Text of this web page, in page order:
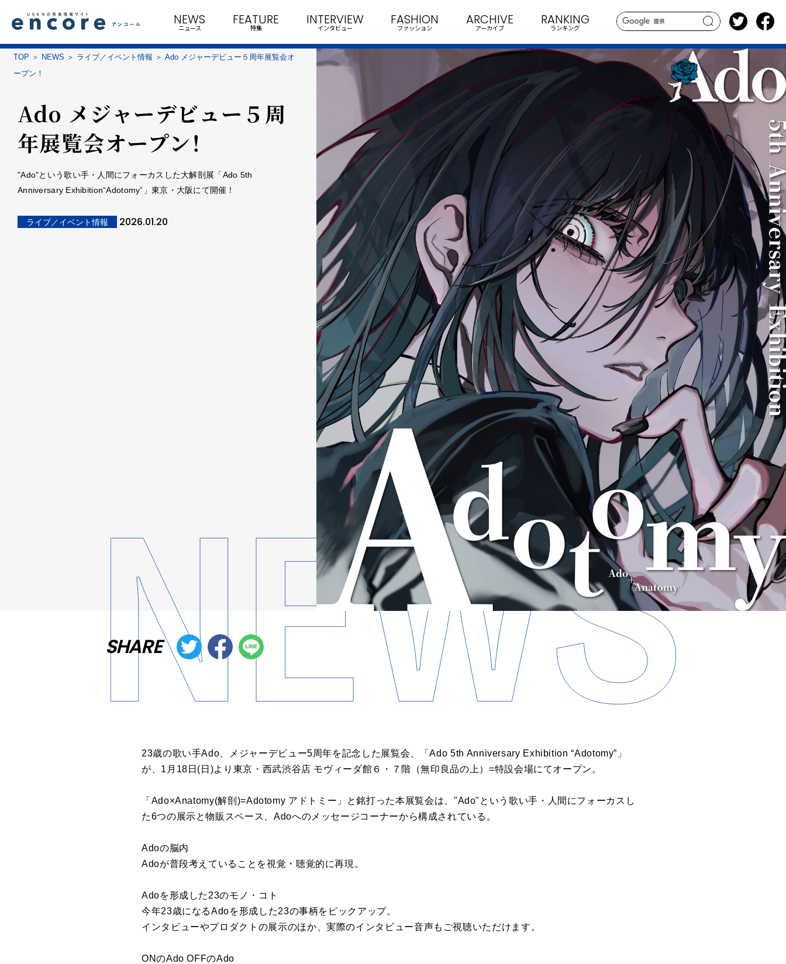
search
NEWS
ニュース
FEATURE
特集
INTERVIEW
インタビュー
FASHION
ファッション
ARCHIVE
アーカイブ
RANKING
ランキング
TOP NEWS ライブ／イベント情報
Ado メジャーデビュー５周年展覧会オ
ープン！
Ado メジャーデビュー５周
年展覧会オープン！
"Ado"という歌い手・人間にフォーカスした大解剖展「Ado 5th
Anniversary Exhibition“Adotomy”」東京・大阪にて開催！
ライブ／イベント情報 2026.01.20
SHARE
23歳の歌い手Ado、メジャーデビュー5周年を記念した展覧会、「Ado 5th Anniversary Exhibition “Adotomy”」
が、1月18日(日)より東京・西武渋谷店 モヴィーダ館６・７階（無印良品の上）=特設会場にてオープン。
「Ado×Anatomy(解剖)=Adotomy アドトミー」と銘打った本展覧会は、"Ado"という歌い手・人間にフォーカスし
た6つの展示と物販スペース、Adoへのメッセージコーナーから構成されている。
Adoの脳内
Adoが普段考えていることを視覚・聴覚的に再現。
Adoを形成した23のモノ・コト
今年23歳になるAdoを形成した23の事柄をピックアップ。
インタビューやプロダクトの展示のほか、実際のインタビュー音声もご視聴いただけます。
ONのAdo OFFのAdo